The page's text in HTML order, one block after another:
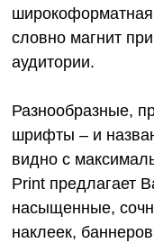
широкоформатная
словно магнит
аудитории.
Разнообразные,
шрифты – и
видно с
Print предлагает
насыщенные,
наклеек,